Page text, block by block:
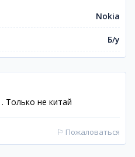
Nokia
Б/у
Только не китай
⚐ Пожаловаться